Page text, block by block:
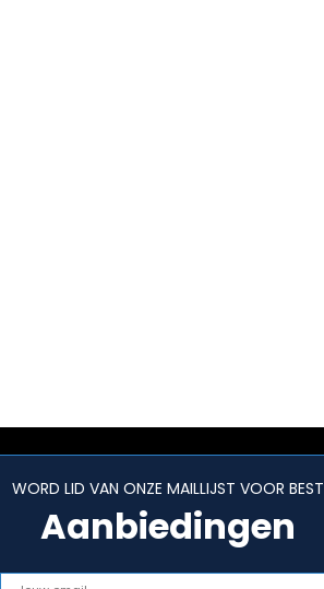
WORD LID VAN ONZE MAILLIJST VOOR BEST
Aanbiedingen